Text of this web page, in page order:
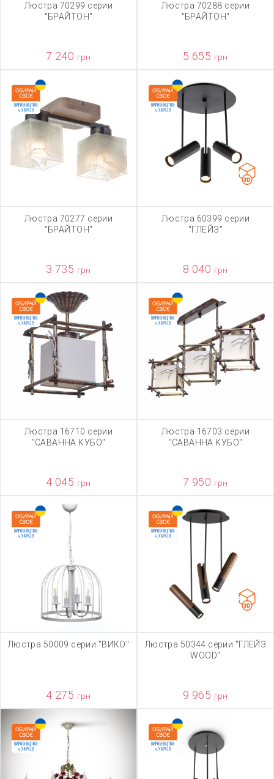
Люстра 70299 серии
"БРАЙТОН"
7 240 грн
Люстра 70288 серии
"БРАЙТОН"
5 655 грн
Люстра 70277 серии
"БРАЙТОН"
3 735 грн
Люстра 60399 серии
"ГЛЕЙЗ"
8 040 грн
Люстра 16710 серии
"САВАННА КУБО"
4 045 грн
Люстра 16703 серии
"САВАННА КУБО"
7 950 грн
Люстра 50009 серии "ВИКО"
4 275 грн
Люстра 50344 серии "ГЛЕЙЗ
WOOD"
9 965 грн